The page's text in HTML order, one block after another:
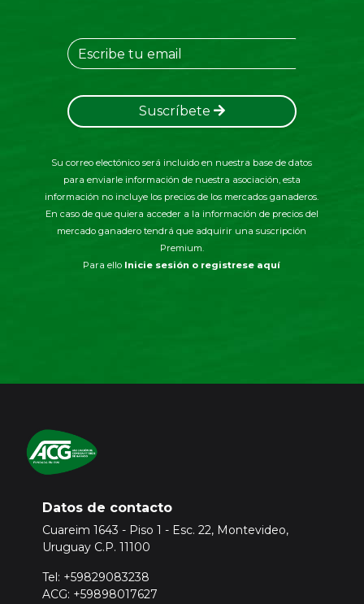
Suscríbete
Su correo electónico será incluido en nuestra base de datos
para enviarle información de nuestra asociación, esta
información no incluye los precios de los mercados ganaderos.
En caso de que quiera acceder a la información de precios del
mercado ganadero tendrá que adquirir una suscripción
Premium.
Para ello Inicie sesión o registrese aquí
Datos de contacto
Cuareim 1643 - Piso 1 - Esc. 22, Montevideo,
Uruguay C.P. 11100
Tel: +59829083238
ACG: +59898017627